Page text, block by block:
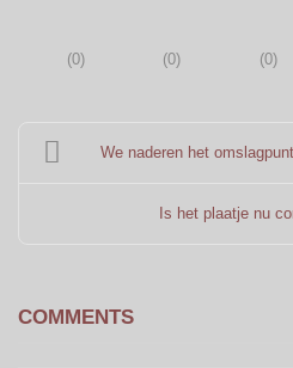
(0) (0) (0)
We naderen het
Is het plaatje nu
COMMENTS